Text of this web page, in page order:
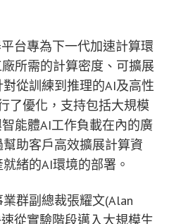
台專為下一代加速計算環
所需的計算密度、可擴展
從訓練到推理的AI及高性
了優化，支持包括大規模
能體AI工作負載在內的廣
助客戶高效擴展計算資
緒的AI環境的部署。
群副總裁張耀文(Alan
從實驗階段邁入大規模生